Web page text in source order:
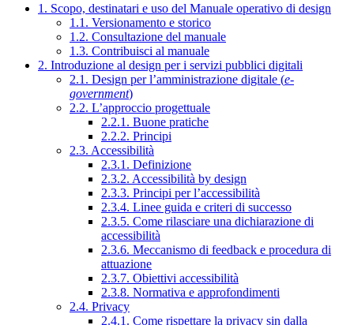
1. Scopo, destinatari e uso del Manuale operativo di design
1.1. Versionamento e storico
1.2. Consultazione del manuale
1.3. Contribuisci al manuale
2. Introduzione al design per i servizi pubblici digitali
2.1. Design per l’amministrazione digitale (e-
government)
2.2. L’approccio progettuale
2.2.1. Buone pratiche
2.2.2. Principi
2.3. Accessibilità
2.3.1. Definizione
2.3.2. Accessibilità by design
2.3.3. Principi per l’accessibilità
2.3.4. Linee guida e criteri di successo
2.3.5. Come rilasciare una dichiarazione di
accessibilità
2.3.6. Meccanismo di feedback e procedura di
attuazione
2.3.7. Obiettivi accessibilità
2.3.8. Normativa e approfondimenti
2.4. Privacy
2.4.1. Come rispettare la privacy sin dalla